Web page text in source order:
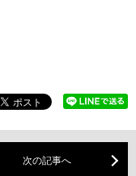
次の記事へ